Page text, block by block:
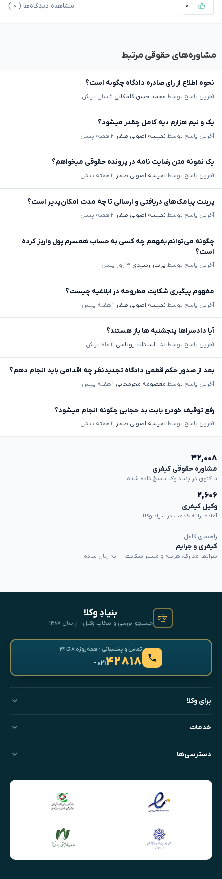
۰ مشاهده دیدگاه‌ها ( ۰
مشاوره‌های حقوقی مرتبط
نحوه اطلاع از رای صادره دادگاه چگونه است؟
آخرین پاسخ توسط محمد حسن گلمکانی ۶ سال پیش
یک و نیم هزارم دیه کامل چقدر میشود؟
آخرین پاسخ توسط نفیسه اصولی صفار ۲ هفته پیش
یک نمونه متن رضایت نامه در پرونده حقوقی میخواهم؟
آخرین پاسخ توسط نفیسه اصولی صفار ۲ هفته پیش
پرینت پیامک‌های دریافتی و ارسالی تا چه مدت امکان‌پذیر است؟
آخرین پاسخ توسط نفیسه اصولی صفار ۲ هفته پیش
چگونه می‌توانم بفهمم چه کسی به حساب همسرم پول واریز کرده
است؟
آخرین پاسخ توسط پریناز رشیدی ۳ روز پیش
مفهوم پیگیری شکایت مطروحه در ابلاغیه چیست؟
آخرین پاسخ توسط نفیسه اصولی صفار ۱ هفته پیش
آیا دادسراها پنجشنبه ها باز هستند؟
آخرین پاسخ توسط ندا السادات روناسی ۲ ماه پیش
بعد از صدور حکم قطعی دادگاه تجدیدنظر چه اقدامی باید انجام دهم؟
آخرین پاسخ توسط معصومه محرمخانی ۱ هفته پیش
رفع توقیف خودرو بابت بد حجابی چگونه انجام میشود؟
آخرین پاسخ توسط نفیسه اصولی صفار ۲ هفته پیش
۳۲,۰۰۸
مشاوره حقوقی کیفری
تا کنون در بنیاد وکلا پاسخ داده شده
۲,۶۰۶
وکیل کیفری
آماده ارائه خدمت در بنیاد وکلا
راهنمای کامل
کیفری و جرایم
شرایط، مدارک، هزینه و مسیر شکایت — به زبان ساده
بنیادِ وکلا
جستجو، بررسی و انتخابِ وکیل · از سال ۱۳۸۷
تماس و پشتیبانی · همه‌روزه ۸ تا ۲۴
۴۲۸۱۸- ۰۲۱
برای وکلا
خدمات
دسترسی‌ها